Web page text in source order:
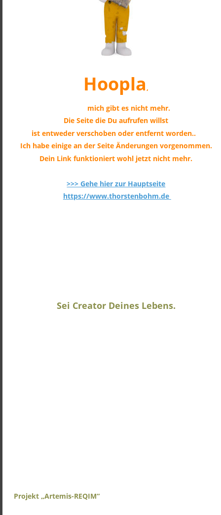
Hoopla,
           mich gibt es nicht mehr.
Die Seite die Du aufrufen willst
ist entweder verschoben oder entfernt worden..
Ich habe einige an der Seite Änderungen vorgenommen.
Dein Link funktioniert wohl jetzt nicht mehr.
>>> Gehe hier zur Hauptseite
https://www.thorstenbohm.de
Sei Creator Deines Lebens.
Projekt „Artemis-REQIM“